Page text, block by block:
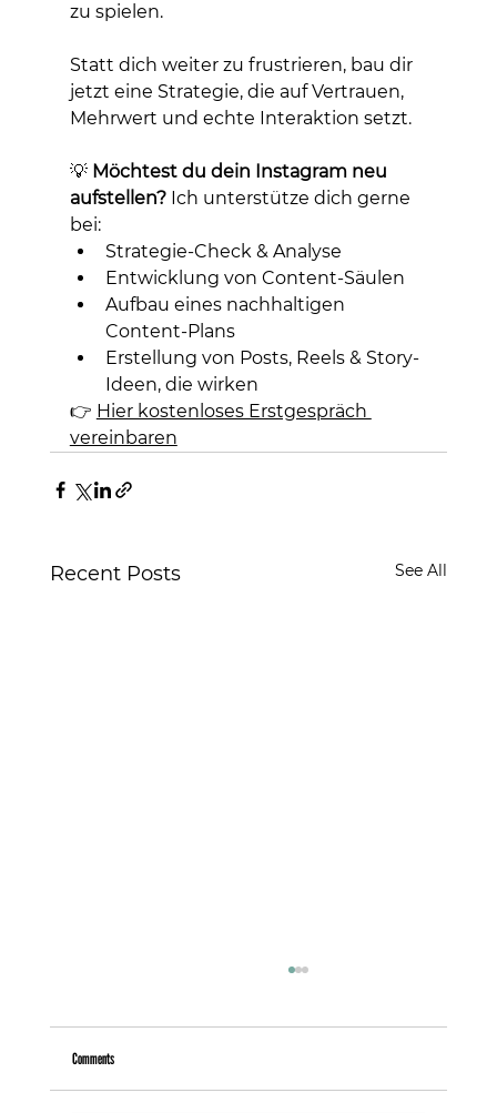
zu spielen.
Statt dich weiter zu frustrieren, bau dir
jetzt eine Strategie, die auf Vertrauen,
Mehrwert und echte Interaktion setzt.
💡 Möchtest du dein Instagram neu
aufstellen? Ich unterstütze dich gerne
bei:
Strategie-Check & Analyse
Entwicklung von Content-Säulen
Aufbau eines nachhaltigen
Content-Plans
Erstellung von Posts, Reels & Story-
Ideen, die wirken
👉 Hier kostenloses Erstgespräch
vereinbaren
Recent Posts See All
Comments